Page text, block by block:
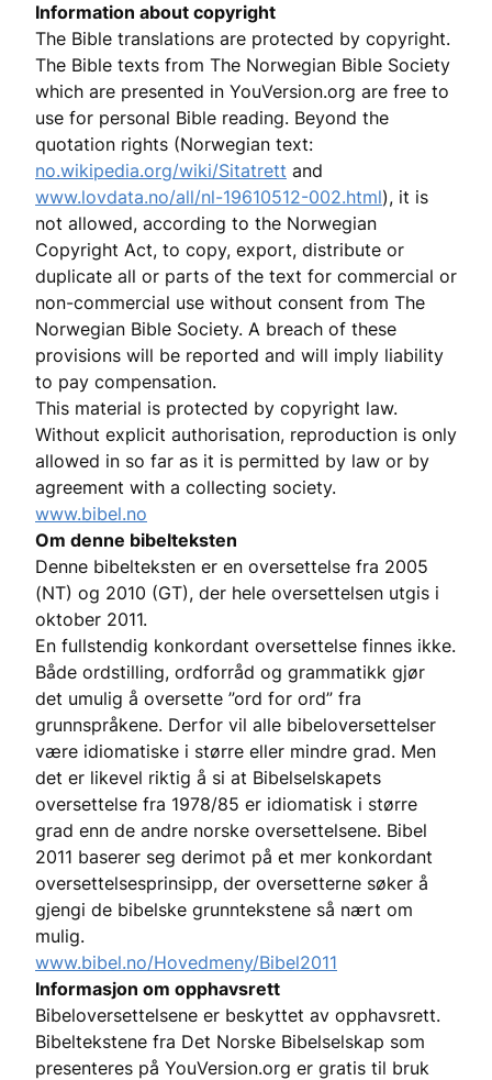
Information about copyright
The Bible translations are protected by copyright.
The Bible texts from The Norwegian Bible Society
which are presented in YouVersion.org are free to
use for personal Bible reading. Beyond the
quotation rights (Norwegian text:
no.wikipedia.org/wiki/Sitatrett and
www.lovdata.no/all/nl-19610512-002.html), it is
not allowed, according to the Norwegian
Copyright Act, to copy, export, distribute or
duplicate all or parts of the text for commercial or
non-commercial use without consent from The
Norwegian Bible Society. A breach of these
provisions will be reported and will imply liability
to pay compensation.
This material is protected by copyright law.
Without explicit authorisation, reproduction is only
allowed in so far as it is permitted by law or by
agreement with a collecting society.
www.bibel.no
Om denne bibelteksten
Denne bibelteksten er en oversettelse fra 2005
(NT) og 2010 (GT), der hele oversettelsen utgis i
oktober 2011.
En fullstendig konkordant oversettelse finnes ikke.
Både ordstilling, ordforråd og grammatikk gjør
det umulig å oversette ”ord for ord” fra
grunnspråkene. Derfor vil alle bibeloversettelser
være idiomatiske i større eller mindre grad. Men
det er likevel riktig å si at Bibelselskapets
oversettelse fra 1978/85 er idiomatisk i større
grad enn de andre norske oversettelsene. Bibel
2011 baserer seg derimot på et mer konkordant
oversettelsesprinsipp, der oversetterne søker å
gjengi de bibelske grunntekstene så nært om
mulig.
www.bibel.no/Hovedmeny/Bibel2011
Informasjon om opphavsrett
Bibeloversettelsene er beskyttet av opphavsrett.
Bibeltekstene fra Det Norske Bibelselskap som
presenteres på YouVersion.org er gratis til bruk